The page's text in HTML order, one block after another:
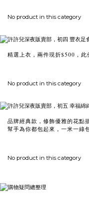
No product in this category
精選上衣，兩件現折$500，此
No product in this category
品牌經典款，修飾優雅的花點
幫手為你都包起來，一米一綠
No product in this category